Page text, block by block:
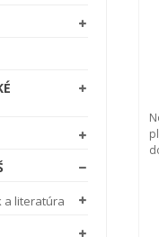
a literatúra